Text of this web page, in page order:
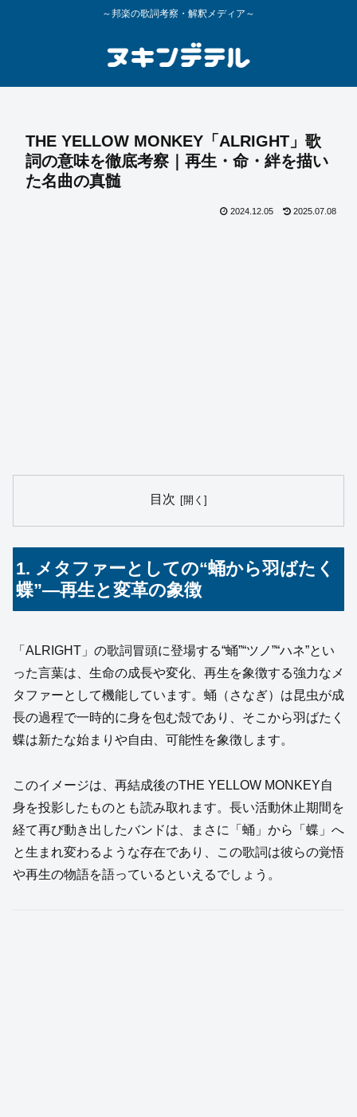
～邦楽の歌詞考察・解釈メディア～
THE YELLOW MONKEY「ALRIGHT」歌
詞の意味を徹底考察｜再生・命・絆を描い
た名曲の真髄
2024.12.05 2025.07.08
目次
1. メタファーとしての“蛹から羽ばたく
蝶”―再生と変革の象徴
「ALRIGHT」の歌詞冒頭に登場する“蛹”“ツノ”“ハネ”とい
った言葉は、生命の成長や変化、再生を象徴する強力なメ
タファーとして機能しています。蛹（さなぎ）は昆虫が成
長の過程で一時的に身を包む殻であり、そこから羽ばたく
蝶は新たな始まりや自由、可能性を象徴します。
このイメージは、再結成後のTHE YELLOW MONKEY自
身を投影したものとも読み取れます。長い活動休止期間を
経て再び動き出したバンドは、まさに「蛹」から「蝶」へ
と生まれ変わるような存在であり、この歌詞は彼らの覚悟
や再生の物語を語っているといえるでしょう。